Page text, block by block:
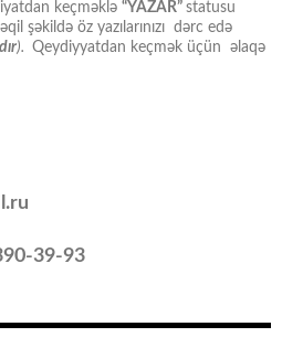
keçməklə “YAZAR” statusu
şəkildə öz yazılarınızı dərc edə
). Qeydiyyatdan keçmək üçün əlaqə
39-93